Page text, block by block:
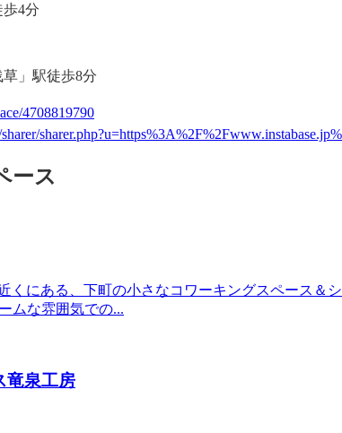
4分
」駅徒歩8分
4708819790
ース
くにある、下町の小さなコワーキングスペース＆
ムな雰囲気での...
竜泉工房